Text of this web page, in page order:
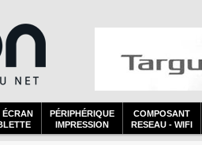
ÉCRAN
PÉRIPHÉRIQUE
IMPRESSION
COMPOSANT
RESEAU - WIFI